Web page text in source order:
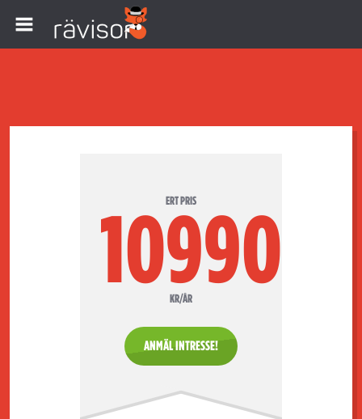
ERT PRIS
10990
KR/ÅR
ANMÄL INTRESSE!